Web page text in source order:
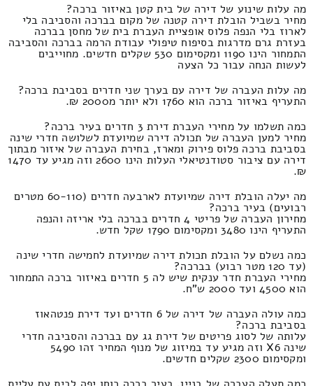
מה עלות שינוע של דירה של בית קטן באיזור ברכה?
מחיר בשביל הובלת דירה קטנה של מקום בברכה והסביבה בלי
לארוז בלי הנפה פלוס אופציית העברת בית של מחסן בברכה
בעזרת גרם מדרגות בסיפוח טיפולי עבודת הרמה בברכה והסביבה
התמחור הינו 1190 ומקסימום 530 שקלים חדשים. מחוייבים
לעשות הנחה עבור כל הצעה
מה עלות העברה של דירה עם בערך שני חדרים בסביבת ברכה?
התעריף באיזור ברכה הוא 1760 ולא יותר מ2000 ₪.
כמה תשלמו על מחירי העברת דירת 3 חדרים בעיר ברכה?
מחיר למען העברה של תכולה דירה שמיועדת לשלושה חדרי שינה
בסביבת ברכה פלוס פירוק ומארז, בחירת העברה של איזור מבתוך
דירה עם ציבור סטודנטיאלי העלות הינו 2600 וזה מגיע עד 1470
₪.
מה יעלה הובלת דירה שמיועדת לארבעה חדרים (60-110 מטרים
רבועים) בעיר ברכה?
מחירון העברה של פריטי 4 חדרים בברכה בלי אריזה והנפה
התעריף הינו 3480 ומקסימום 1790 שקל חדש.
כמה נשלם על הובלת תכולת דירה שמיועדת לחמישה חדרי שינה
(עד 120 מטר רבוע) בברכה?
מחירי העברת חדר ענקית שיש לה 5 חדרים באיזור ברכה התמחור
הוא 4500 ועד 2000 ש"ח.
כמה עולה העברה של דירה של 6 חדרים ועד דירת פנטהאוז
בסביבת ברכה?
עלותה של לסוג פריטים של דירת גג עם בברכה והסביבה חדרי
שינה X6 וזה מגיע עד במיזוג של מנוף המחיר זהו 5490
ומקסימום 2300 שקלים חדשים.